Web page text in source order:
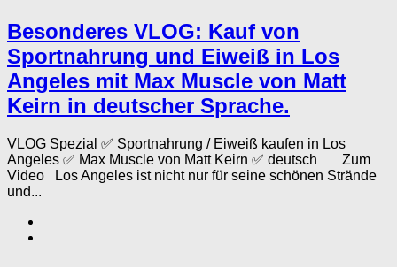
Besonderes VLOG: Kauf von
Sportnahrung und Eiweiß in Los
Angeles mit Max Muscle von Matt
Keirn in deutscher Sprache.
VLOG Spezial ✅ Sportnahrung / Eiweiß kaufen in Los
Angeles ✅ Max Muscle von Matt Keirn ✅ deutsch Zum
Video Los Angeles ist nicht nur für seine schönen Strände
und...